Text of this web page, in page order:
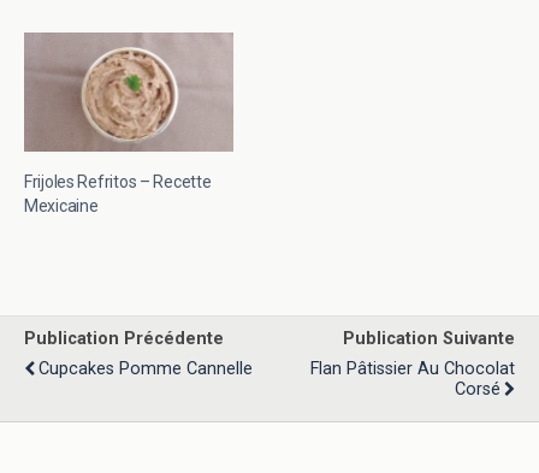
Frijoles Refritos – Recette
Mexicaine
Publication Précédente
Cupcakes Pomme Cannelle
Publication Suivante
Flan Pâtissier Au Chocolat
Corsé